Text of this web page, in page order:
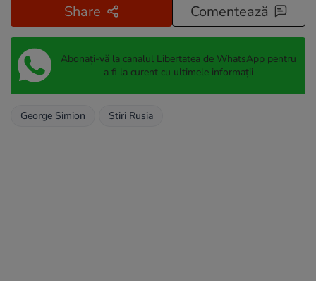
Share Comentează
Abonați-vă la canalul Libertatea de WhatsApp pentru
a fi la curent cu ultimele informații
George Simion Stiri Rusia